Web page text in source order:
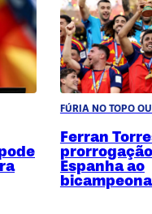
FÚRIA NO TOPO
Ferran
Espanha ao